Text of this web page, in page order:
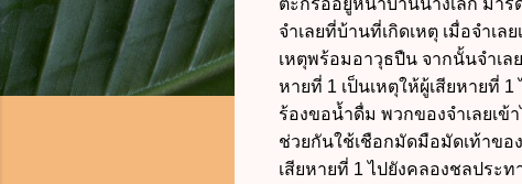
ตะกร้ออยู่หน้าบ้านนางเล็ก มาร
จำเลยที่บ้านที่เกิดเหตุ เมื่อจำเ
เหตุพร้อมอาวุธปืน จากนั้นจำเล
หายที่ 1 เป็นเหตุให้ผู้เสียหายที่
ร้องขอน้ำดื่ม พวกของจำเลยเข้
ช่วยกันใช้เชือกมัดมือมัดเท้าขอ
เสียหายที่ 1 ไปยังคลองชลประ